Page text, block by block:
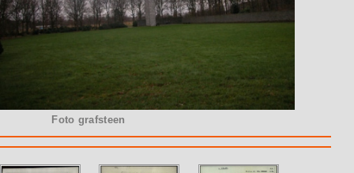
Foto grafsteen